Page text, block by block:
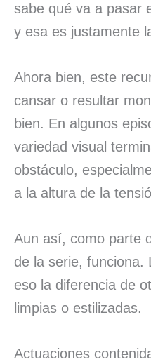
sabe qué va a pasar
y esa es justamente
Ahora bien, este
cansar o resultar
bien. En algunos
variedad visual
obstáculo,
a la altura de la
Aun así, como parte
de la serie, funciona.
eso la diferencia de
limpias o estilizadas.
Actuaciones